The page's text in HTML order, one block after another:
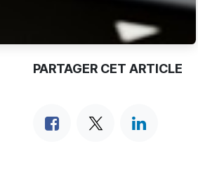
PARTAGER CET ARTICLE